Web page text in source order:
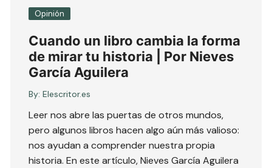
Opinión
Cuando un libro cambia la forma
de mirar tu historia | Por Nieves
García Aguilera
By: Elescritor.es
Leer nos abre las puertas de otros mundos,
pero algunos libros hacen algo aún más valioso:
nos ayudan a comprender nuestra propia
historia. En este artículo, Nieves García Aguilera